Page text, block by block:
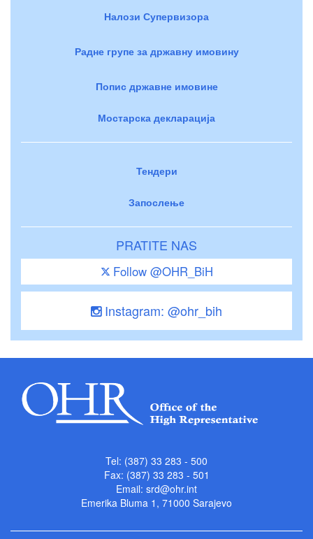
Налози Супервизора
Радне групе за државну имовину
Попис државне имовине
Мостарска декларација
Тендери
Запослење
PRATITE NAS
Follow @OHR_BiH
Instagram: @ohr_bih
Tel: (387) 33 283 - 500
Fax: (387) 33 283 - 501
Email: srd@ohr.int
Emerika Bluma 1, 71000 Sarajevo